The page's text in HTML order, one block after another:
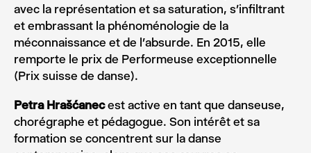
avec la représentation et sa saturation, s’infiltrant
et embrassant la phénoménologie de la
méconnaissance et de l’absurde. En 2015, elle
remporte le prix de Performeuse exceptionnelle
(Prix suisse de danse).
Petra Hrašćanecest active en tant que danseuse,
chorégraphe et pédagogue. Son intérêt et sa
formation se concentrent sur la danse